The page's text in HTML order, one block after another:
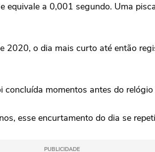
a 0,001 segundo. Uma
2020, o dia mais curto até então
momentos antes do
esse encurtamento do dia se
PUBLICIDADE